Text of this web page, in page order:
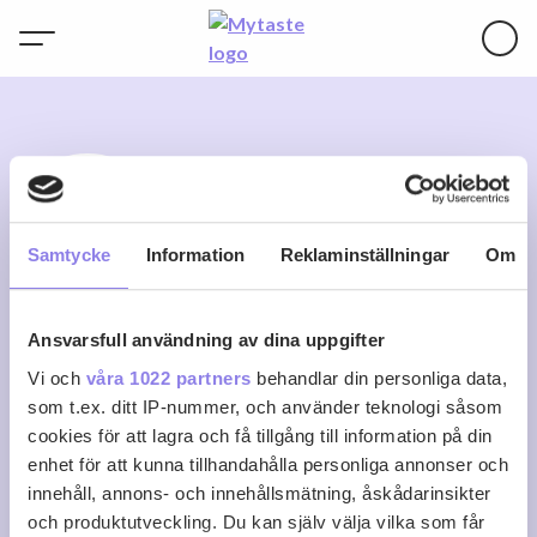
Samtycke Information Reklaminställningar Om
Ansvarsfull användning av dina uppgifter
Vi och våra 1022 partners behandlar din personliga data,
som t.ex. ditt IP-nummer, och använder teknologi såsom
cookies för att lagra och få tillgång till information på din
enhet för att kunna tillhandahålla personliga annonser och
innehåll, annons- och innehållsmätning, åskådarinsikter
och produktutveckling. Du kan själv välja vilka som får
S
suze-87
0
Recept
0
Följare
0
Följer
Följ
Logga in för att följa